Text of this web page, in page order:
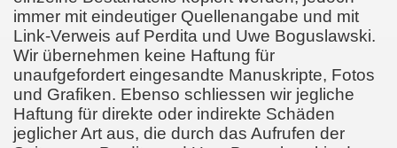
immer mit eindeutiger Quellenangabe und mit
Link-Verweis auf Perdita und Uwe Boguslawski.
Wir übernehmen keine Haftung für
unaufgefordert eingesandte Manuskripte, Fotos
und Grafiken. Ebenso schliessen wir jegliche
Haftung für direkte oder indirekte Schäden
jeglicher Art aus, die durch das Aufrufen der